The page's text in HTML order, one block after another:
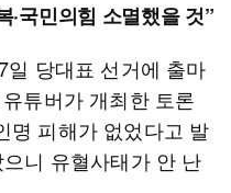
·국민의힘 소멸했을 것”
당대표 선거에 출마
튜버가 개최한 토론
명 피해가 없었다고 발
니 유혈사태가 안 난